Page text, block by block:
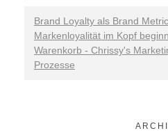
Brand Loyalty als Brand
Markenloyalität im Kopf
Warenkorb - Chrissy's
Prozesse